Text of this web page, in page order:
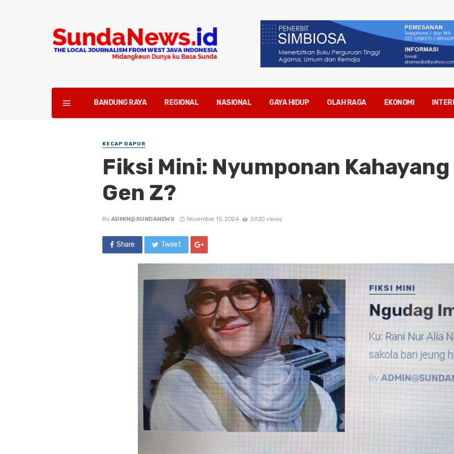
BANDUNG RAYA REGIONAL NASIONAL GAYA HIDUP OLAH RAGA EKONOMI
KECAP DAPUR
Fiksi Mini: Nyumponan
Gen Z?
By ADMIN@SUNDANEWS November 15, 2024 5920 views
Share Tweet